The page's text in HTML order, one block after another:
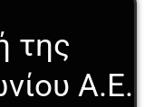
της
Α.Ε.